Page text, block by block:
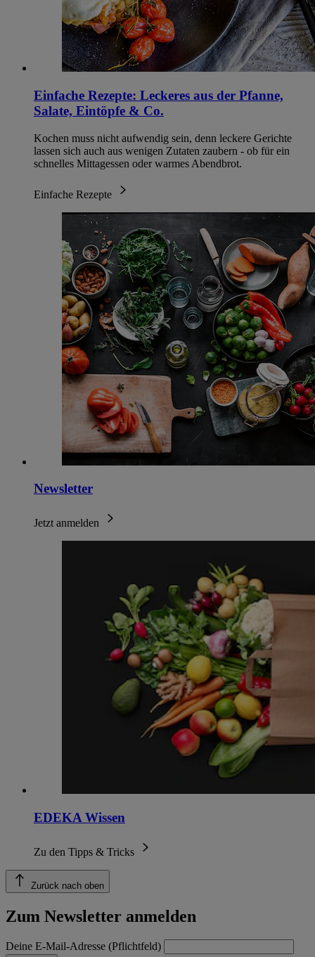
Einfache Rezepte: Leckeres aus der Pfanne,
Salate, Eintöpfe & Co.
Kochen muss nicht aufwendig sein, denn leckere Gerichte
lassen sich auch aus wenigen Zutaten zaubern - ob für ein
schnelles Mittagessen oder warmes Abendbrot.
Einfache Rezepte
Newsletter
Jetzt anmelden
EDEKA Wissen
Zu den Tipps & Tricks
Zurück nach oben
Zum Newsletter anmelden
Deine E-Mail-Adresse (Pflichtfeld)